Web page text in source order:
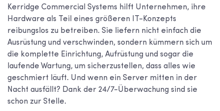
Kerridge Commercial Systems hilft Unternehmen, ihre
Hardware als Teil eines größeren IT-Konzepts
reibungslos zu betreiben. Sie liefern nicht einfach die
Ausrüstung und verschwinden, sondern kümmern sich um
die komplette Einrichtung, Aufrüstung und sogar die
laufende Wartung, um sicherzustellen, dass alles wie
geschmiert läuft. Und wenn ein Server mitten in der
Nacht ausfällt? Dank der 24/7-Überwachung sind sie
schon zur Stelle.